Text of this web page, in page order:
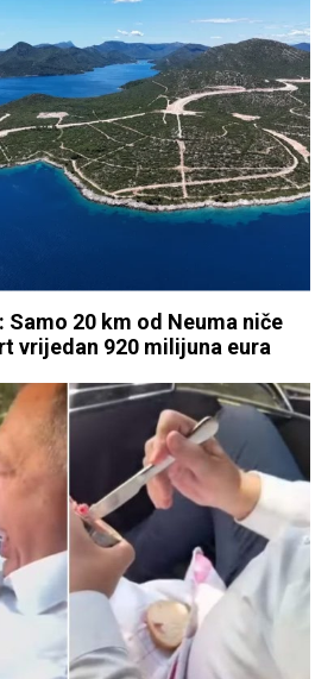
Samo 20 km od Neuma niče
vrijedan 920 milijuna eura